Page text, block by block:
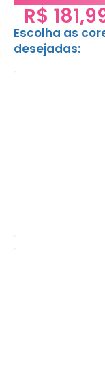
R$
Escolha as
desejadas: